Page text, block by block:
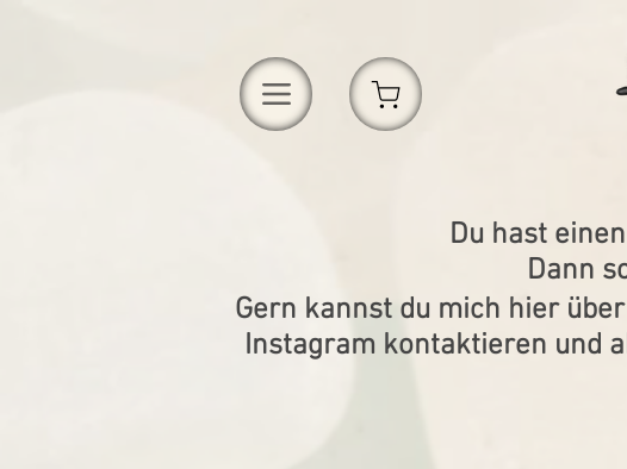
Du hast
Dann
Gern kannst du mich hier
Instagram kontaktieren und